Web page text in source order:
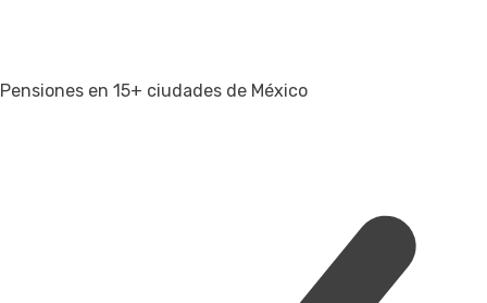
Pensiones en 15+ ciudades de México